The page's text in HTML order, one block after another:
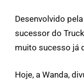
Desenvolvido
sucessor do
muito sucesso já
Hoje, a Wanda,